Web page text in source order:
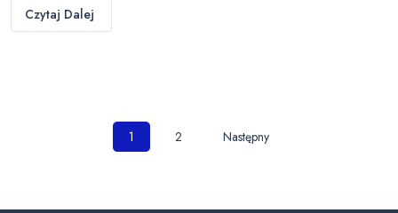
Czytaj Dalej
Nawigacja
1 2 Następny